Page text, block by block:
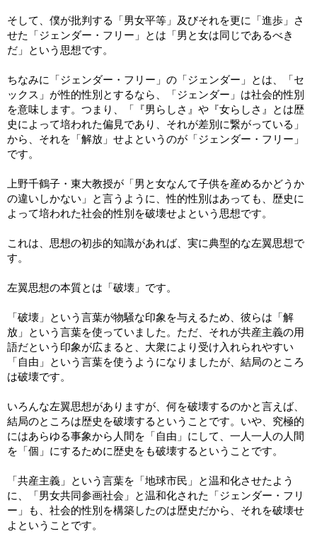
そして、僕が批判する「男女平等」及びそれを更に「進歩」さ
せた「ジェンダー・フリー」とは「男と女は同じであるべき
だ」という思想です。
ちなみに「ジェンダー・フリー」の「ジェンダー」とは、「セ
ックス」が性的性別とするなら、「ジェンダー」は社会的性別
を意味します。つまり、「『男らしさ』や『女らしさ』とは歴
史によって培われた偏見であり、それが差別に繋がっている」
から、それを「解放」せよというのが「ジェンダー・フリー」
です。
上野千鶴子・東大教授が「男と女なんて子供を産めるかどうか
の違いしかない」と言うように、性的性別はあっても、歴史に
よって培われた社会的性別を破壊せよという思想です。
これは、思想の初歩的知識があれば、実に典型的な左翼思想で
す。
左翼思想の本質とは「破壊」です。
「破壊」という言葉が物騒な印象を与えるため、彼らは「解
放」という言葉を使っていました。ただ、それが共産主義の用
語だという印象が広まると、大衆により受け入れられやすい
「自由」という言葉を使うようになりましたが、結局のところ
は破壊です。
いろんな左翼思想がありますが、何を破壊するのかと言えば、
結局のところは歴史を破壊するということです。いや、究極的
にはあらゆる事象から人間を「自由」にして、一人一人の人間
を「個」にするために歴史をも破壊するということです。
「共産主義」という言葉を「地球市民」と温和化させたよう
に、「男女共同参画社会」と温和化された「ジェンダー・フリ
ー」も、社会的性別を構築したのは歴史だから、それを破壊せ
よということです。